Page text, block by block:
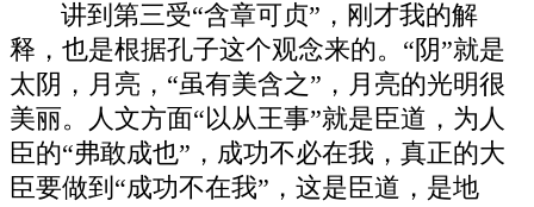
讲到第三受“含章可贞”，刚才我的解
释，也是根据孔子这个观念来的。“阴”就是
太阴，月亮，“虽有美含之”，月亮的光明很
美丽。人文方面“以从王事”就是臣道，为人
臣的“弗敢成也”，成功不必在我，真正的大
臣要做到“成功不在我”，这是臣道，是地